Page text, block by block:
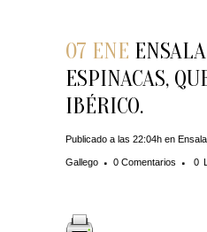
07 ENE
ESPINACAS,
IBÉRICO.
Publicado a las 22:04h en
Gallego 0 Comentarios 0